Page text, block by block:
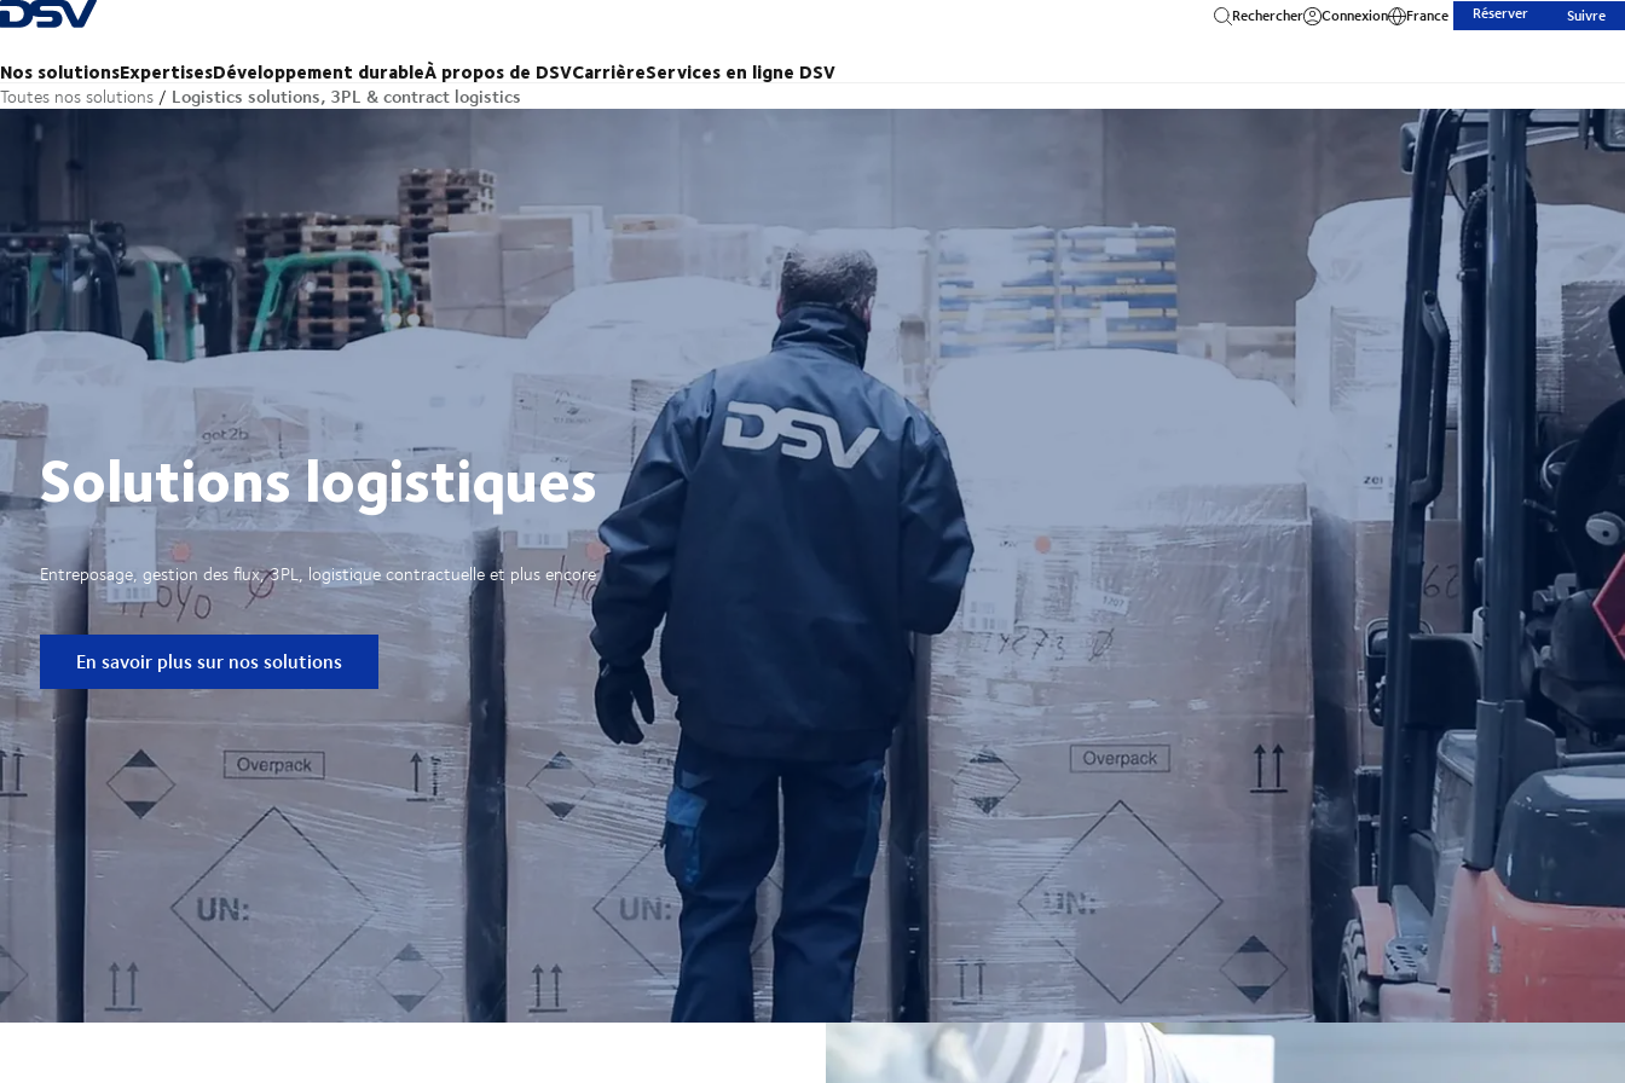
Retour à la page d'accueil
Nos solutionsExpertisesDéveloppement durableÀ propos de DSVCarrièreServices en ligne DSV
Rechercher Connexion France Réserver Suivre
Toutes nos solutions Logistics solutions, 3PL & contract logistics
Solutions logistiques
Entreposage, gestion des flux, 3PL, logistique contractuelle et plus encore
En savoir plus sur nos solutions